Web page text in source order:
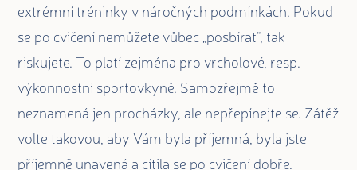
extrémní tréninky v náročných podmínkách. Pokud
se po cvičení nemůžete vůbec „posbírat“, tak
riskujete. To platí zejména pro vrcholové, resp.
výkonnostní sportovkyně. Samozřejmě to
neznamená jen procházky, ale nepřepínejte se. Zátěž
volte takovou, aby Vám byla příjemná, byla jste
příjemně unavená a cítila se po cvičení dobře.